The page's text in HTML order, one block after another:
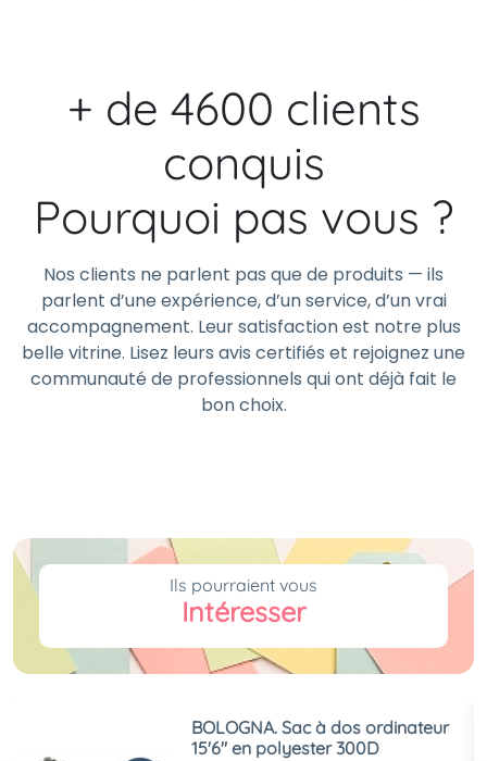
+ de 4600 clients
conquis
Pourquoi pas vous ?
Nos clients ne parlent pas que de produits — ils
parlent d’une expérience, d’un service, d’un vrai
accompagnement. Leur satisfaction est notre plus
belle vitrine. Lisez leurs avis certifiés et rejoignez une
communauté de professionnels qui ont déjà fait le
bon choix.
Ils pourraient vous
Intéresser
BOLOGNA. Sac à dos ordinateur
15'6" en polyester 300D